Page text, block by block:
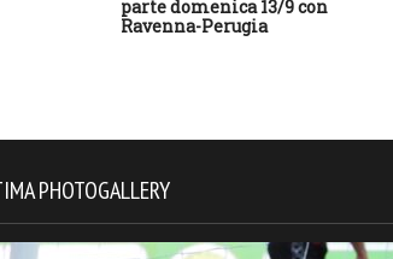
parte domenica 13/9 con
Ravenna-Perugia
PHOTOGALLERY